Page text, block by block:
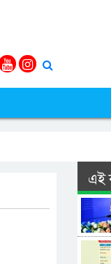
এই